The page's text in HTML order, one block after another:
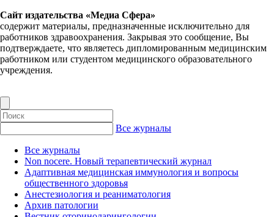
Сайт издательства «Медиа Сфера»
содержит материалы, предназначенные исключительно для
работников здравоохранения. Закрывая это сообщение, Вы
подтверждаете, что являетесь дипломированным медицинским
работником или студентом медицинского образовательного
учреждения.
Все журналы
Все журналы
Non nocere. Новый терапевтический журнал
Адаптивная медицинская иммунология и вопросы
общественного здоровья
Анестезиология и реаниматология
Архив патологии